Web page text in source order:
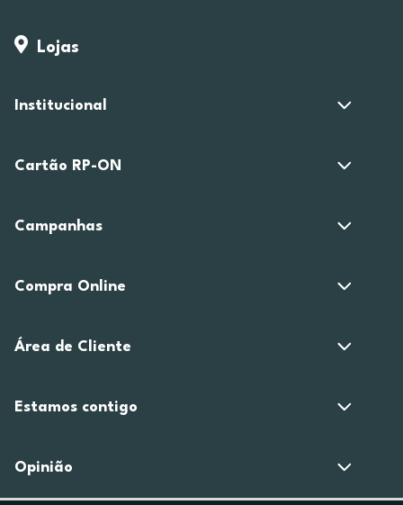
Lojas
Institucional
Cartão RP-ON
Campanhas
Compra Online
Área de Cliente
Estamos contigo
Opinião